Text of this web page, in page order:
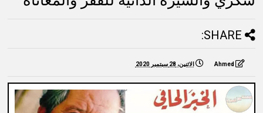
SHARE:
Ahmed الاثنين، 28 سبتمبر 2020